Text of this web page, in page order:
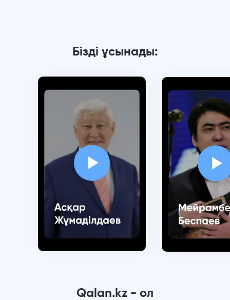
Бізді ұсынады:
Qalan.kz - ол